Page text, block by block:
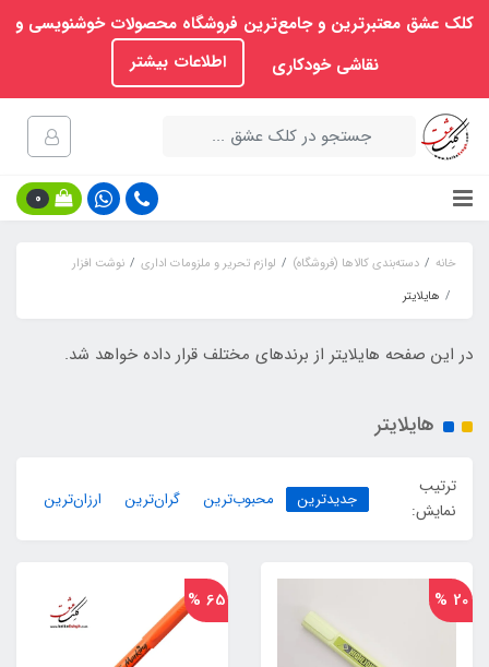
کلک عشق معتبرترین و جامع‌ترین فروشگاه محصولات خوشنویسی و
نقاشی خودکاری
اطلاعات بیشتر
0
خانه دسته‌بندی کالاها (فروشگاه) لوازم تحریر و ملزومات اداری
نوشت افزار
هایلایتر
در این صفحه هایلایتر از برندهای مختلف قرار داده خواهد شد.
هایلایتر
ترتیب
نمایش:
جدیدترین محبوب‌ترین گران‌ترین ارزان‌ترین
20 %
65 %